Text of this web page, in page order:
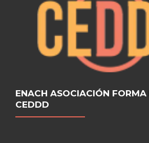
ENACH ASOCIACIÓN FORMA
CEDDD